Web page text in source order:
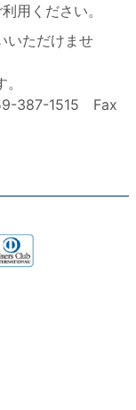
用ください。
いただけませ
387-1515 Fax